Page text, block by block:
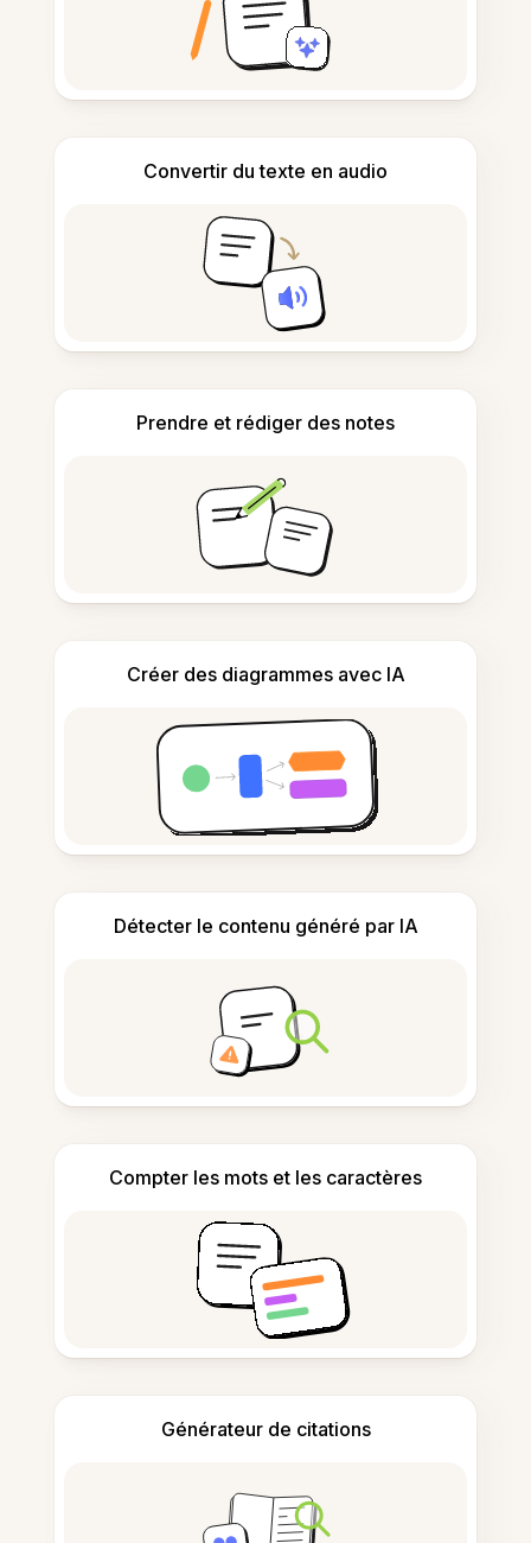
Convertir du texte en audio
Prendre et rédiger des notes
Créer des diagrammes avec IA
Détecter le contenu généré par IA
Compter les mots et les caractères
Générateur de citations